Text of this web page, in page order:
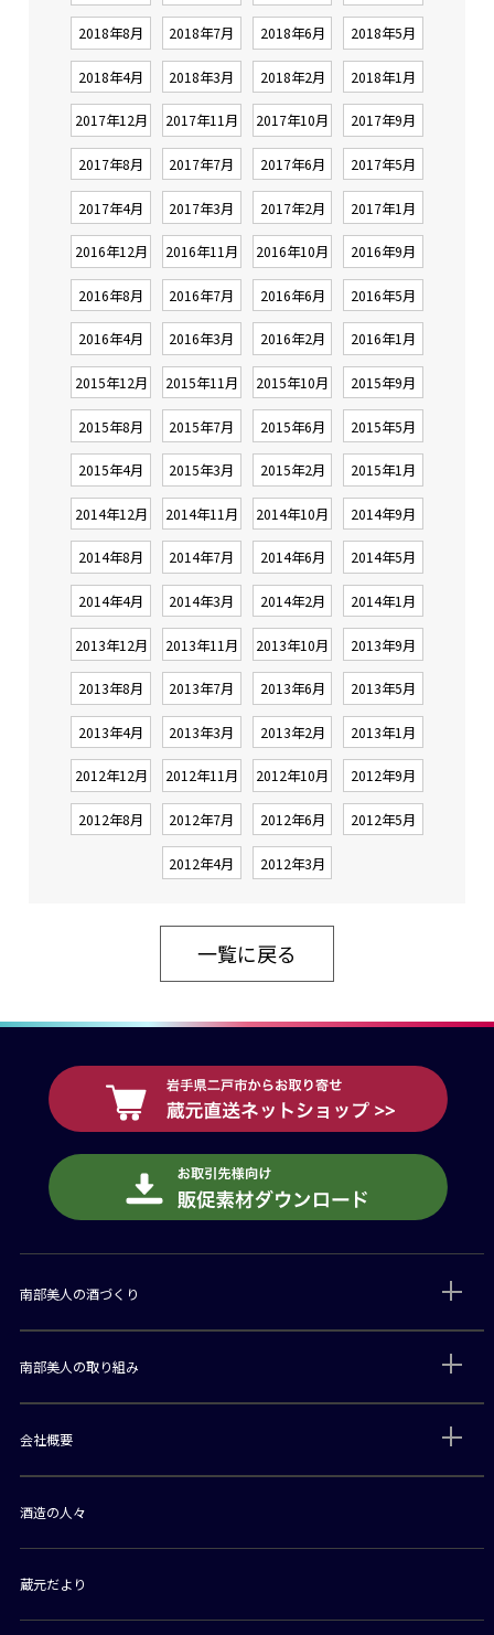
2018年8月 2018年7月 2018年6月 2018年5月
2018年4月 2018年3月 2018年2月 2018年1月
2017年12月 2017年11月 2017年10月 2017年9月
2017年8月 2017年7月 2017年6月 2017年5月
2017年4月 2017年3月 2017年2月 2017年1月
2016年12月 2016年11月 2016年10月 2016年9月
2016年8月 2016年7月 2016年6月 2016年5月
2016年4月 2016年3月 2016年2月 2016年1月
2015年12月 2015年11月 2015年10月 2015年9月
2015年8月 2015年7月 2015年6月 2015年5月
2015年4月 2015年3月 2015年2月 2015年1月
2014年12月 2014年11月 2014年10月 2014年9月
2014年8月 2014年7月 2014年6月 2014年5月
2014年4月 2014年3月 2014年2月 2014年1月
2013年12月 2013年11月 2013年10月 2013年9月
2013年8月 2013年7月 2013年6月 2013年5月
2013年4月 2013年3月 2013年2月 2013年1月
2012年12月 2012年11月 2012年10月 2012年9月
2012年8月 2012年7月 2012年6月 2012年5月
2012年4月 2012年3月
一覧に戻る
南部美人の酒づくり
南部美人の取り組み
会社概要
酒造の人々
蔵元だより